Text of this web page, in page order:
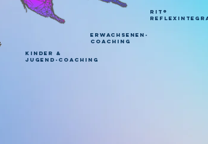
RIT®
erwachsenen-
coaching
Kinder &
Jugend-coaching